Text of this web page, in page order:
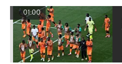
01:00